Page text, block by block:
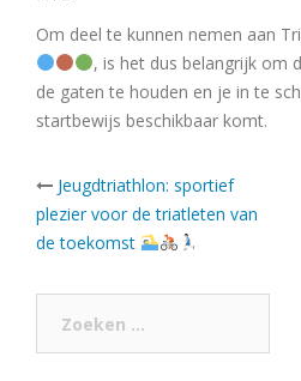
Om deel te kunnen nemen aan
, is het dus belangrijk om
de gaten te houden en je in te
startbewijs beschikbaar komt.
Post
navigation
Jeugdtriathlon: sportief
plezier voor de triatleten van
de toekomst
naar: